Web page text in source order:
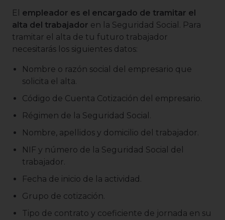
El empleador es el encargado de tramitar el
alta del trabajador en la Seguridad Social. Para
tramitar el alta de tu futuro trabajador
necesitarás los siguientes datos:
Nombre o razón social del empresario que
solicita el alta.
Código de Cuenta Cotización del empresario.
Régimen de la Seguridad Social.
Nombre, apellidos y domicilio del trabajador.
NIF y número de la Seguridad Social del
trabajador.
Fecha de inicio de la actividad.
Grupo de cotización.
Tipo de contrato y coeficiente de jornada en su